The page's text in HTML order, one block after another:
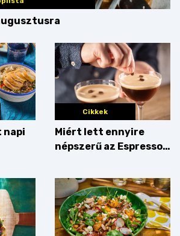
napi
Cikkek
Miért lett ennyire
népszerű az Espresso
érdemes enni mellé?